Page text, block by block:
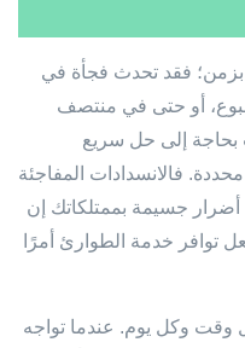
فقد تحدث فجأة في
أو حتى في منتصف
بحاجة إلى حل سريع
فالانسدادات المفاجئة
جسيمة بممتلكاتك إن
توافر خدمة الطوارئ أمرًا
وقت وكل يوم. عندما تواجه